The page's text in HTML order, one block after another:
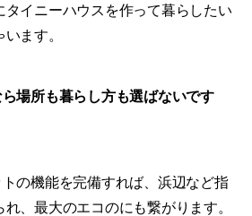
タイニーハウスを作って暮らしたい
ます。
場所も暮らし方も選ばないです
の機能を完備すれば、浜辺など指
、最大のエコのにも繋がります。